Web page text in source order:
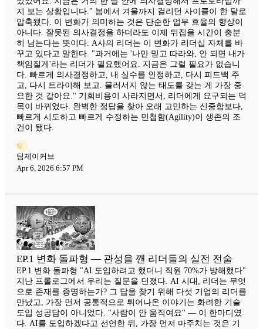
지 보는 상황입니다." 봄에서 겨울까지 걸리던 사이클이 한 달로
압축됐다. 이 변화가 의미하는 것은 단순한 업무 효율의 향상이
아니다. 잘못된 의사결정을 하더라도 이제 뒤집을 시간이 충분
히 남는다는 뜻이다. A사의 리더는 이 변화가 리더십 자체를 바
꾸고 있다고 말한다. "과거에는 '나만 믿고 따라와, 안 되면 내가
책임질게'라는 리더가 필요했어요. 지금은 그럴 필요가 없습니
다. 빠르게 의사결정하고, 내 실수를 인정하고, 다시 피드백 주
고, 다시 트라이해 보고. 물러서지 않는 태도를 갖는 게 가장 중
요한 것 같아요." 기회비용이 사라지면서, 리더에게 요구되는 덕
목이 바뀌었다. 완벽한 정답을 찾아 오래 고민하는 신중함보다,
빠르게 시도하고 빠르게 수정하는 민첩함(Agility)이 생존의 조
건이 됐다.
팀
팀제이커브
Apr 6, 2026 6:57 PM
EP.1 변화 돌파형 — 관성을 깬 리더들의 실전 전술
EP.1 변화 돌파형 "AI 도입하려고 했더니 직원 70%가 방해했다"
지난 프롤로그에서 우리는 질문을 던졌다. AI 시대, 리더는 무엇
으로 존재를 증명하는가? 그 답을 찾기 위해 다섯 기업의 리더를
만났고, 가장 먼저 공통적으로 튀어나온 이야기는 화려한 기술
도입 성공담이 아니었다. "사람이 안 움직여요" — 이 한마디였
다. AI를 도입하겠다고 선언한 뒤, 가장 먼저 마주치는 것은 기